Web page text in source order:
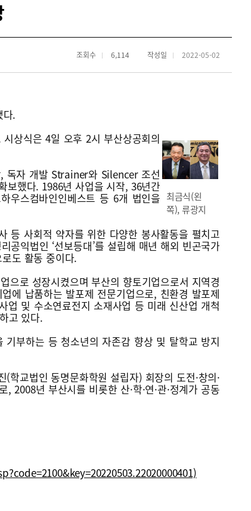
작성일 2022-05-02
조회수 6,114
다.
최금식(왼
쪽), 류광지
상식은 4일 오후 2시 부산상공회의
독자 개발 Strainer와 Silencer 조선
보했다. 1986년 사업을 시작, 36년간
우스컴바인인베스트 등 6개 법인을
등 사회적 약자를 위한 다양한 봉사활동을 펼치고
익법인 ‘선보등대’를 설립해 매년 해외 빈곤국가
도 활동 중이다.
으로 성장시켰으며 부산의 향토기업으로서 지역경
에 납품하는 발포제 전문기업으로, 친환경 발포제
업 및 수소연료전지 소재사업 등 미래 신산업 개척
고 있다.
부하는 등 청소년의 자존감 향상 및 탈학교 방지
교법인 동명문화학원 설립자) 회장의 도전·창의·
년 부산시를 비롯한 산·학·연·관·정계가 공동